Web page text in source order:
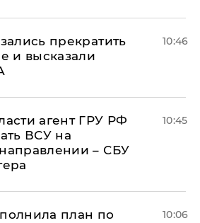
прекратить
и высказали
10:46
агент ГРУ РФ
ВСУ на
– СБУ
10:45
план по
10:06